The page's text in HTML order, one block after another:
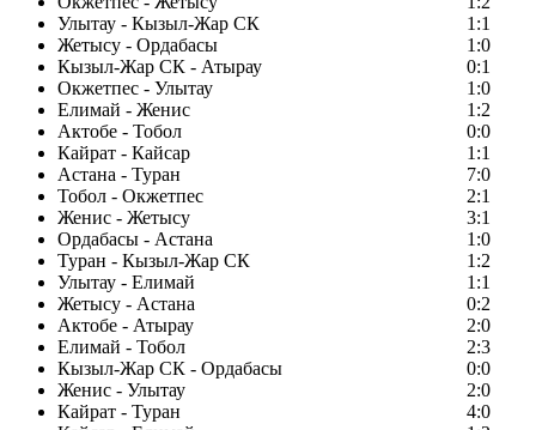
Улытау - Кызыл-Жар СК
1:1
Жетысу - Ордабасы
1:0
Кызыл-Жар СК - Атырау
0:1
Окжетпес - Улытау
1:0
Елимай - Женис
1:2
Актобе - Тобол
0:0
Кайрат - Кайсар
1:1
Астана - Туран
7:0
Тобол - Окжетпес
2:1
Женис - Жетысу
3:1
Ордабасы - Астана
1:0
Туран - Кызыл-Жар СК
1:2
Улытау - Елимай
1:1
Жетысу - Астана
0:2
Актобе - Атырау
2:0
Елимай - Тобол
2:3
Кызыл-Жар СК - Ордабасы
0:0
Женис - Улытау
2:0
Кайрат - Туран
4:0